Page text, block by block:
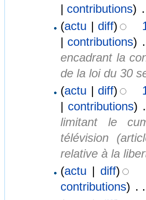
| contributions)
(actu | diff)
| contributions)
encadrant la
de la loi du 30
(actu | diff)
| contributions)
limitant le
télévision
relative à la
(actu | diff)
contributions) . .